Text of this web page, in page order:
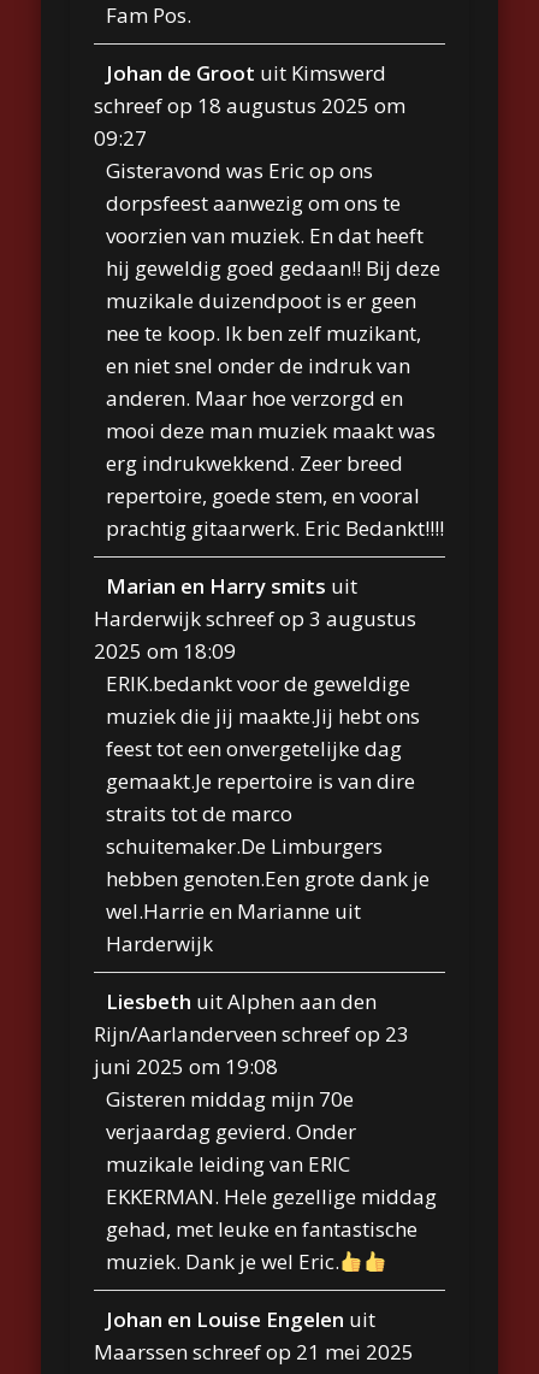
Fam Pos.
Johan de Groot uit Kimswerd
schreef op 18 augustus 2025 om
09:27
Gisteravond was Eric op ons
dorpsfeest aanwezig om ons te
voorzien van muziek. En dat heeft
hij geweldig goed gedaan!! Bij deze
muzikale duizendpoot is er geen
nee te koop. Ik ben zelf muzikant,
en niet snel onder de indruk van
anderen. Maar hoe verzorgd en
mooi deze man muziek maakt was
erg indrukwekkend. Zeer breed
repertoire, goede stem, en vooral
prachtig gitaarwerk. Eric Bedankt!!!!
Marian en Harry smits uit
Harderwijkschreef op 3 augustus
2025 om 18:09
ERIK.bedankt voor de geweldige
muziek die jij maakte.Jij hebt ons
feest tot een onvergetelijke dag
gemaakt.Je repertoire is van dire
straits tot de marco
schuitemaker.De Limburgers
hebben genoten.Een grote dank je
wel.Harrie en Marianne uit
Harderwijk
Liesbeth uitAlphen aan den
Rijn/Aarlanderveenschreef op 23
juni 2025 om 19:08
Gisteren middag mijn 70e
verjaardag gevierd. Onder
muzikale leiding van ERIC
EKKERMAN. Hele gezellige middag
gehad, met leuke en fantastische
muziek. Dank je wel Eric.
Johan en Louise Engelen uit
Maarssenschreef op 21 mei 2025